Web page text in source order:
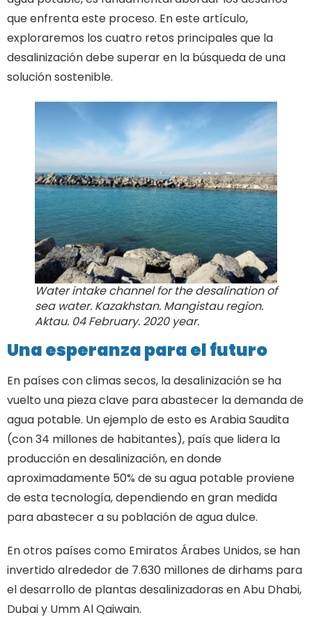
que enfrenta este proceso. En este artículo,
exploraremos los cuatro retos principales que la
desalinización debe superar en la búsqueda de una
solución sostenible.
Water intake channel for the desalination of
sea water. Kazakhstan. Mangistau region.
Aktau. 04 February. 2020 year.
Una esperanza para el futuro
En países con climas secos, la desalinización se ha
vuelto una pieza clave para abastecer la demanda de
agua potable. Un ejemplo de esto es Arabia Saudita
(con 34 millones de habitantes), país que lidera la
producción en desalinización, en donde
aproximadamente 50% de su agua potable proviene
de esta tecnología, dependiendo en gran medida
para abastecer a su población de agua dulce.
En otros países como Emiratos Árabes Unidos, se han
invertido alrededor de 7.630 millones de dirhams para
el desarrollo de plantas desalinizadoras en Abu Dhabi,
Dubai y Umm Al Qaiwain.